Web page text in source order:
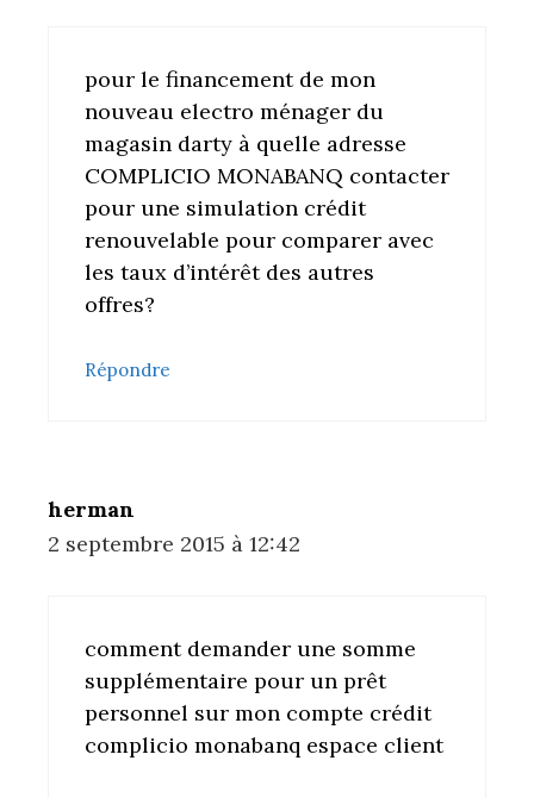
pour le financement de mon
nouveau electro ménager du
magasin darty à quelle adresse
COMPLICIO MONABANQ contacter
pour une simulation crédit
renouvelable pour comparer avec
les taux d’intérêt des autres
offres?
Répondre
herman
2 septembre 2015 à 12:42
comment demander une somme
supplémentaire pour un prêt
personnel sur mon compte crédit
complicio monabanq espace client